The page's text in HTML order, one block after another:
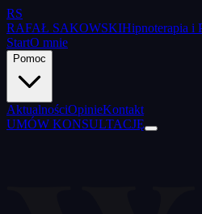
RS
RAFAŁ SAKOWSKIHipnoterapia i
StartO mnie
Pomoc
AktualnościOpinieKontakt
UMÓW KONSULTACJĘ